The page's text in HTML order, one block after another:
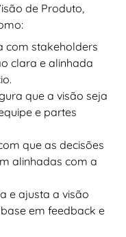
de Produto,
com stakeholders
clara e alinhada
que a visão seja
e partes
que as decisões
alinhadas com a
e ajusta a visão
em feedback e